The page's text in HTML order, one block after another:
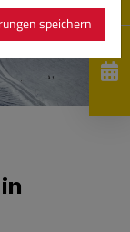
speichern